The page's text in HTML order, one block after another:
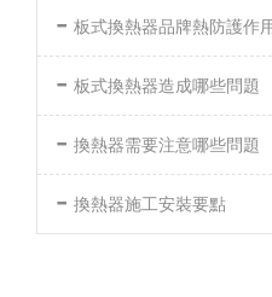
- 板式換熱器品牌熱防護作
- 板式換熱器造成哪些問題
- 換熱器需要注意哪些問題
- 換熱器施工安裝要點